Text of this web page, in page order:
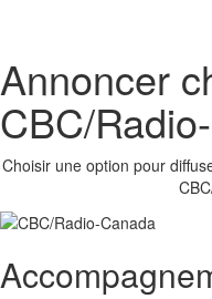
Annoncer
CBC/
Choisir une option pour